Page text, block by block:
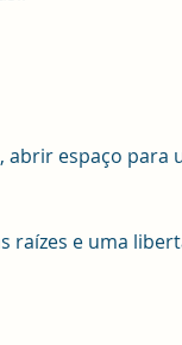
abrir espaço para